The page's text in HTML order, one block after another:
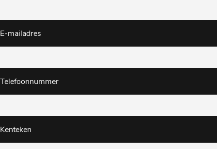
E-mailadres
Telefoonnummer
Kenteken